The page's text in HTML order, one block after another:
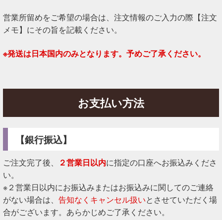
営業所留めをご希望の場合は、注文情報のご入力の際【注文
メモ】にその旨を記載ください。
※発送は日本国内のみとなります。予めご了承ください。
お支払い方法
【銀行振込】
ご注文完了後、 ２営業日以内に指定の口座へお振込みくださ
い。
※２営業日以内にお振込みまたはお振込みに関してのご連絡
がない場合は、 告知なくキャンセル扱いとさせていただく場
合がございます。あらかじめご了承ください。